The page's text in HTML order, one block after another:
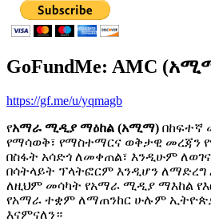
GoFundMe: AMC
https://gf.me/u/yqmagb
የአማራ ሚዲያ ማዕከል (አሚማ) በከፍተኛ
የማሳወቅ፣ የማስተማርና ወቅታዊ መረጃን
በስፋት አሳድጎ ለመቀጠል፣ እንዲሁም
በሳትላይት ፕላትፎርም እንዲሆን ለማድረግ
ለዚህም መሳካት የአማራ ሚዲያ ማእከል
የአማራ ተቋም ለማጠንከር ሁሉም
እናምናለን።